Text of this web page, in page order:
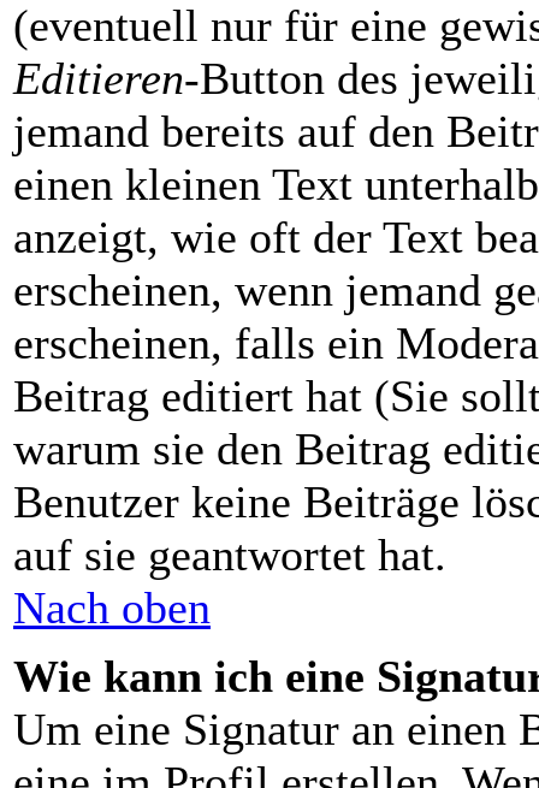
(eventuell nur für eine
Editieren-Button des
jemand bereits auf den
einen kleinen Text
anzeigt, wie oft der Text
erscheinen, wenn jemand
erscheinen, falls ein
Beitrag editiert hat (Sie
warum sie den Beitrag
Benutzer keine Beiträge
auf sie geantwortet hat.
Nach oben
Wie kann ich eine
Um eine Signatur an einen